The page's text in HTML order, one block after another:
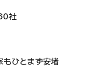
社
もひとまず安堵